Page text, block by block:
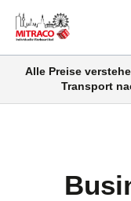
Alle Preise
Transport